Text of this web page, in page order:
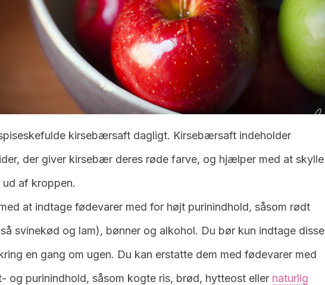
kirsebærsaft dagligt. Kirsebærsaft indeholder
der giver kirsebær deres røde farve, og hjælper med at skylle
ud af kroppen.
at indtage fødevarer med for højt purinindhold, såsom rødt
svinekød og lam), bønner og alkohol. Du bør kun indtage disse
en gang om ugen. Du kan erstatte dem med fødevarer med
og purinindhold, såsom kogte ris, brød, hytteost eller naturlig